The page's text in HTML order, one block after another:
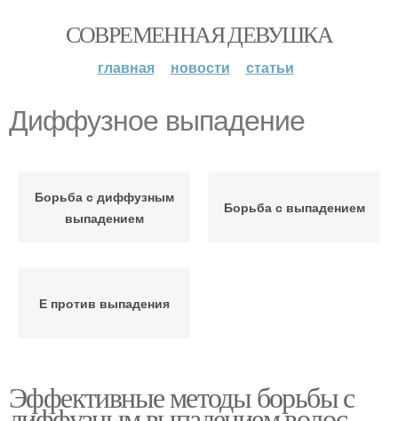
СОВРЕМЕННАЯ ДЕВУШКА
главная новости статьи
Диффузное выпадение
Борьба с диффузным
выпадением
Борьба с выпадением
Е против выпадения
Эффективные методы борьбы с